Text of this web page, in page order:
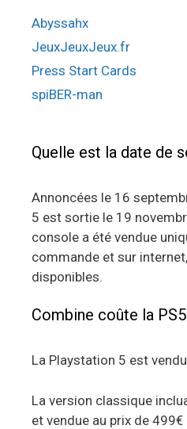
Abyssahx
JeuxJeuxJeux.fr
Press Start Cards
spiBER-man
Quelle est la date de
Annoncées le 16
5 est sortie le 19
console a été vendue
commande et sur
disponibles.
Combine coûte la
La Playstation 5 est
La version classique
et vendue au prix de 499€